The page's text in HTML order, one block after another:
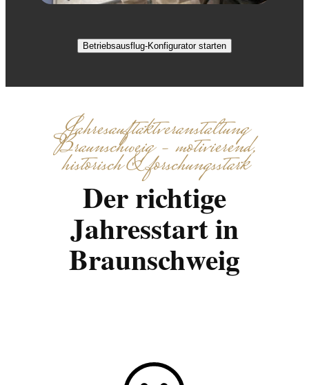
Betriebsausflug-Konfigurator starten
Jahresauftaktveranstaltung
Braunschweig – motivierend,
historisch & forschungsstark
Der richtige
Jahresstart in
Braunschweig